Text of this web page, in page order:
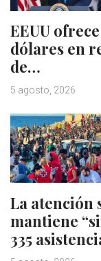
EEUU
dólares en
de…
5 agosto, 2026
La atención
mantiene
335